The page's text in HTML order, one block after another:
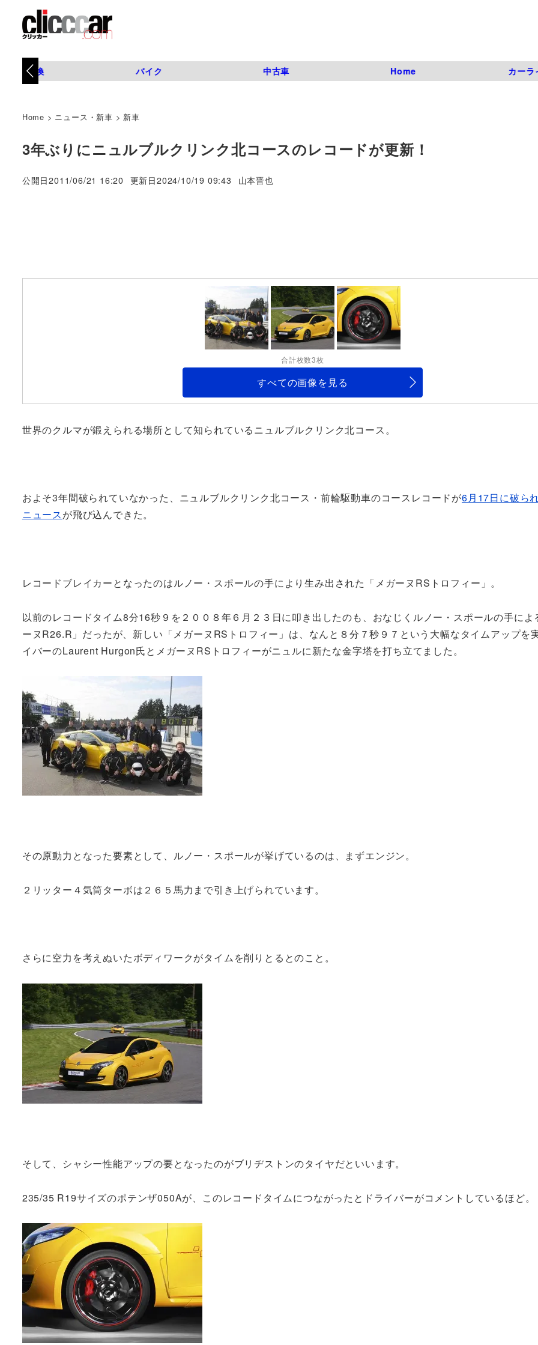
タイヤ交換 バイク 中古車 Home カーラ
Home > ニュース・新車 > 新車
3年ぶりにニュルブルクリンク北コースのレコードが更新！
公開日2011/06/21 16:20 更新日2024/10/19 09:43
著
山本晋也
合計枚数3枚
すべての画像を見る
世界のクルマが鍛えられる場所として知られているニュルブルクリンク北コース。
およそ3年間破られていなかった、ニュルブルクリンク北コース・前輪駆動車のコースレコードが6月17日に破ら
ニュースが飛び込んできた。
レコードブレイカーとなったのはルノー・スポールの手により生み出された「メガーヌRSトロフィー」。
以前のレコードタイム8分16秒９を２００８年６月２３日に叩き出したのも、おなじくルノー・スポールの手によ
ーヌR26.R」だったが、新しい「メガーヌRSトロフィー」は、なんと８分７秒９７という大幅なタイムアップを
イバーのLaurent Hurgon氏とメガーヌRSトロフィーがニュルに新たな金字塔を打ち立てました。
その原動力となった要素として、ルノー・スポールが挙げているのは、まずエンジン。
２リッター４気筒ターボは２６５馬力まで引き上げられています。
さらに空力を考えぬいたボディワークがタイムを削りとるとのこと。
そして、シャシー性能アップの要となったのがブリヂストンのタイヤだといいます。
235/35 R19サイズのポテンザ050Aが、このレコードタイムにつながったとドライバーがコメントしているほど。